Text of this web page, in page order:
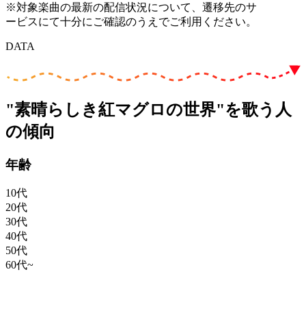
※対象楽曲の最新の配信状況について、遷移先のサ
ービスにて十分にご確認のうえでご利用ください。
DATA
"素晴らしき紅マグロの世界"を歌う人
の傾向
年齢
10代
20代
30代
40代
50代
60代~